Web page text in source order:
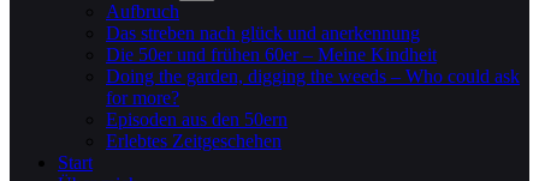
Aufbruch
Das streben nach glück und anerkennung
Die 50er und frühen 60er – Meine Kindheit
Doing the garden, digging the weeds – Who could ask
for more?
Episoden aus den 50ern
Erlebtes Zeitgeschehen
Start